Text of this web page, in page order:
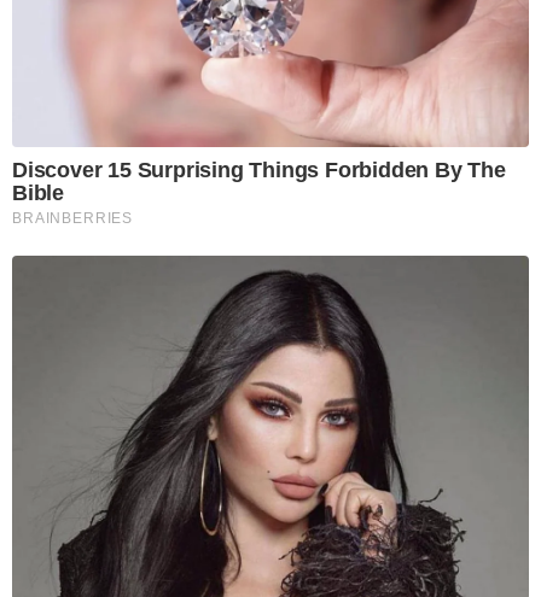
Discover 15 Surprising Things Forbidden By The
Bible
BRAINBERRIES